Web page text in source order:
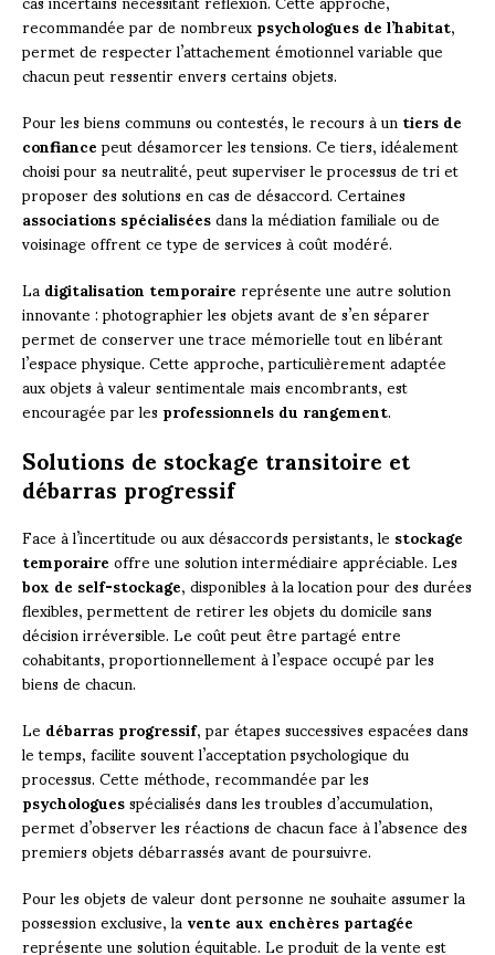
recommandée par de nombreuxpsychologues de l’habitat,
permet de respecter l’attachement émotionnel variable que
chacun peut ressentir envers certains objets.
Pour les biens communs ou contestés, le recours à untiers de
confiancepeut désamorcer les tensions. Ce tiers, idéalement
choisi pour sa neutralité, peut superviser le processus de tri et
proposer des solutions en cas de désaccord. Certaines
associations spécialiséesdans la médiation familiale ou de
voisinage offrent ce type de services à coût modéré.
Ladigitalisation temporairereprésente une autre solution
innovante : photographier les objets avant de s’en séparer
permet de conserver une trace mémorielle tout en libérant
l’espace physique. Cette approche, particulièrement adaptée
aux objets à valeur sentimentale mais encombrants, est
encouragée par lesprofessionnels du rangement.
Solutions de stockage transitoire et
débarras progressif
Face à l’incertitude ou aux désaccords persistants, lestockage
temporaireoffre une solution intermédiaire appréciable. Les
box de self-stockage, disponibles à la location pour des durées
flexibles, permettent de retirer les objets du domicile sans
décision irréversible. Le coût peut être partagé entre
cohabitants, proportionnellement à l’espace occupé par les
biens de chacun.
Ledébarras progressif, par étapes successives espacées dans
le temps, facilite souvent l’acceptation psychologique du
processus. Cette méthode, recommandée par les
psychologuesspécialisés dans les troubles d’accumulation,
permet d’observer les réactions de chacun face à l’absence des
premiers objets débarrassés avant de poursuivre.
Pour les objets de valeur dont personne ne souhaite assumer la
possession exclusive, lavente aux enchères partagée
représente une solution équitable. Le produit de la vente est